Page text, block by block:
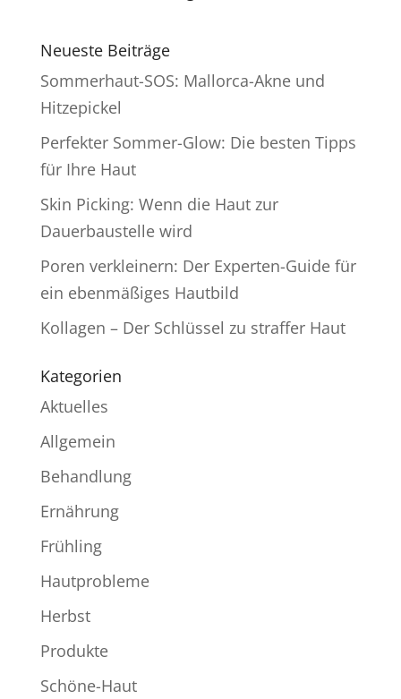
Neueste Beiträge
Sommerhaut-SOS: Mallorca-Akne und
Hitzepickel
Perfekter Sommer-Glow: Die besten Tipps
für Ihre Haut
Skin Picking: Wenn die Haut zur
Dauerbaustelle wird
Poren verkleinern: Der Experten-Guide für
ein ebenmäßiges Hautbild
Kollagen – Der Schlüssel zu straffer Haut
Kategorien
Aktuelles
Allgemein
Behandlung
Ernährung
Frühling
Hautprobleme
Herbst
Produkte
Schöne-Haut